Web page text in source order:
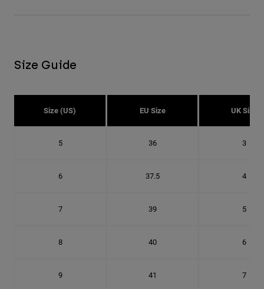
Size Guide
Size (US) EU Size UK Size
5 36 3
6 37.5 4
7 39 5
8 40 6
9 41 7